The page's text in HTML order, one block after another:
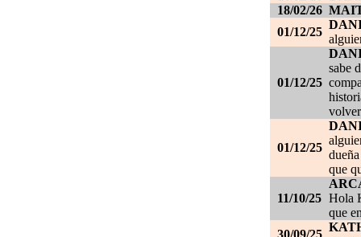
18/02/26
01/12/25
01/12/25
sabe
01/12/25
que
11/10/25 Hola
que